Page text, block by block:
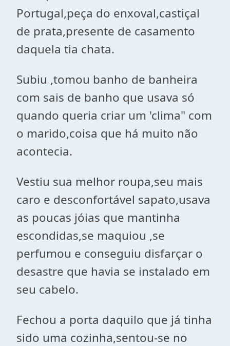
Portugal,peça do enxoval,castiçal
de prata,presente de casamento
daquela tia chata.
Subiu ,tomou banho de banheira
com sais de banho que usava só
quando queria criar um 'clima" com
o marido,coisa que há muito não
acontecia.
Vestiu sua melhor roupa,seu mais
caro e desconfortável sapato,usava
as poucas jóias que mantinha
escondidas,se maquiou ,se
perfumou e conseguiu disfarçar o
desastre que havia se instalado em
seu cabelo.
Fechou a porta daquilo que já tinha
sido uma cozinha,sentou-se no